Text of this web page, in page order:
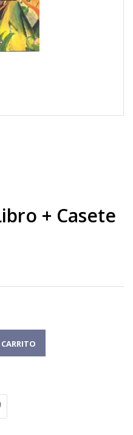
+ Casete